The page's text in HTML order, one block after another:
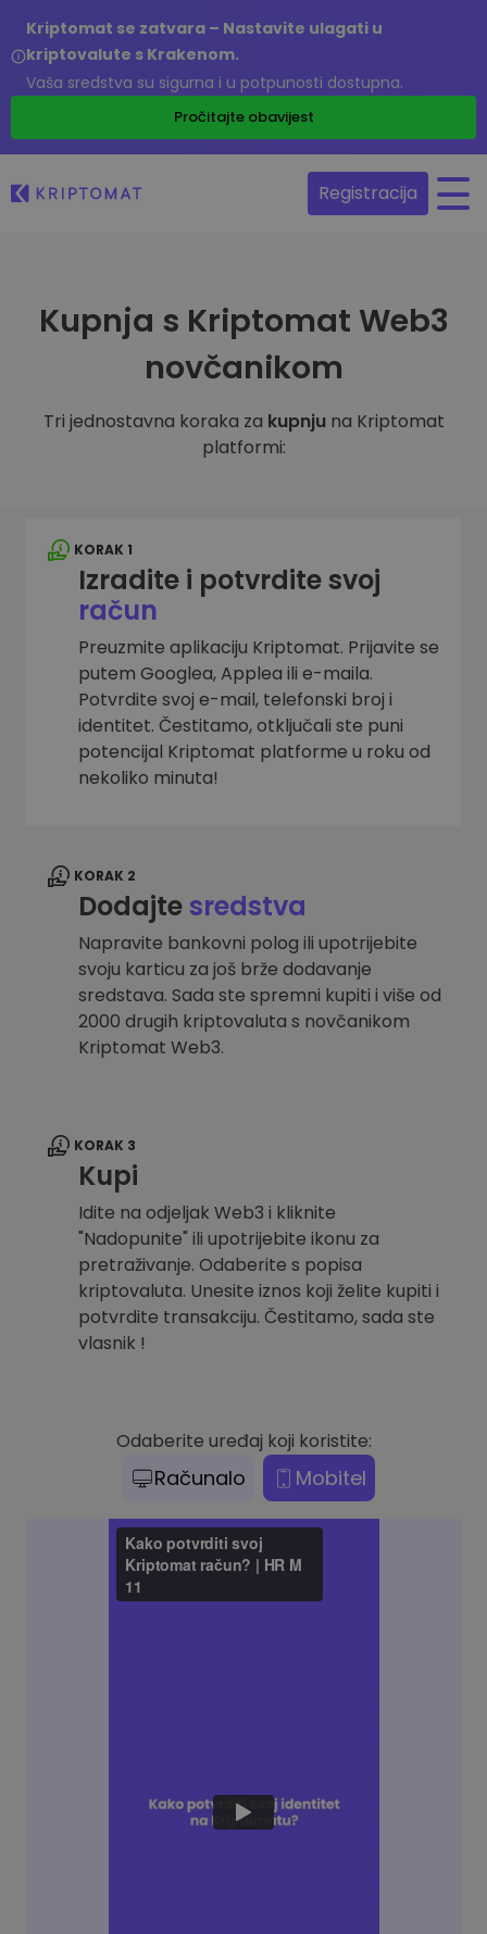
Kriptomat se zatvara – Nastavite ulagati u
kriptovalute s Krakenom.
Vaša sredstva su sigurna i u potpunosti dostupna.
Pročitajte obavijest
Registracija
Kupnja s Kriptomat Web3
novčanikom
Tri jednostavna koraka za kupnju na Kriptomat
platformi:
KORAK 1
Izradite i potvrdite svoj
račun
Preuzmite aplikaciju Kriptomat. Prijavite se
putem Googlea, Applea ili e-maila.
Potvrdite svoj e-mail, telefonski broj i
identitet. Čestitamo, otključali ste puni
potencijal Kriptomat platforme u roku od
nekoliko minuta!
KORAK 2
Dodajtesredstva
Napravite bankovni polog ili upotrijebite
svoju karticu za još brže dodavanje
sredstava. Sada ste spremni kupiti i više od
2000 drugih kriptovaluta s novčanikom
Kriptomat Web3.
KORAK 3
Kupi
Idite na odjeljak Web3 i kliknite
"Nadopunite" ili upotrijebite ikonu za
pretraživanje. Odaberite s popisa
kriptovaluta. Unesite iznos koji želite kupiti i
potvrdite transakciju. Čestitamo, sada ste
vlasnik !
Odaberite uređaj koji koristite:
Računalo Mobitel